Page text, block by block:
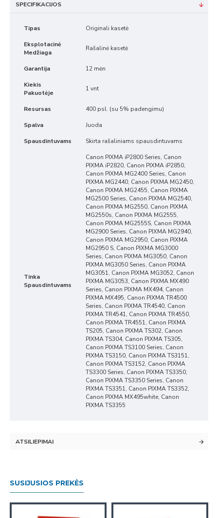
SPECIFIKACIJOS
Tipas Originali kasetė
Eksplotacinė
Medžiaga
Rašalinė kasetė
Garantija 12 mėn
Kiekis
Pakuotėje
1 vnt
Resursas 400 psl. (su 5% padengimu)
Spalva Juoda
Spausdintuvams Skirta rašaliniams spausdintuvams
Tinka
Spausdintuvams
Canon PIXMA iP2800 Series, Canon
PIXMA iP2820, Canon PIXMA iP2850,
Canon PIXMA MG2400 Series, Canon
PIXMA MG2440, Canon PIXMA MG2450,
Canon PIXMA MG2455, Canon PIXMA
MG2500 Series, Canon PIXMA MG2540,
Canon PIXMA MG2550, Canon PIXMA
MG2550s, Canon PIXMA MG2555,
Canon PIXMA MG2555S, Canon PIXMA
MG2900 Series, Canon PIXMA MG2940,
Canon PIXMA MG2950, Canon PIXMA
MG2950 S, Canon PIXMA MG3000
Series, Canon PIXMA MG3050, Canon
PIXMA MG3050 Series, Canon PIXMA
MG3051, Canon PIXMA MG3052, Canon
PIXMA MG3053, Canon PIXMA MX490
Series, Canon PIXMA MX494, Canon
PIXMA MX495, Canon PIXMA TR4500
Series, Canon PIXMA TR4540, Canon
PIXMA TR4541, Canon PIXMA TR4550,
Canon PIXMA TR4551, Canon PIXMA
TS205, Canon PIXMA TS302, Canon
PIXMA TS304, Canon PIXMA TS305,
Canon PIXMA TS3100 Series, Canon
PIXMA TS3150, Canon PIXMA TS3151,
Canon PIXMA TS3152, Canon PIXMA
TS3300 Series, Canon PIXMA TS3350,
Canon PIXMA TS3350 Series, Canon
PIXMA TS3351, Canon PIXMA TS3352,
Canon PIXMA MX495white, Canon
PIXMA TS3355
ATSILIEPIMAI
SUSIJUSIOS PREKĖS